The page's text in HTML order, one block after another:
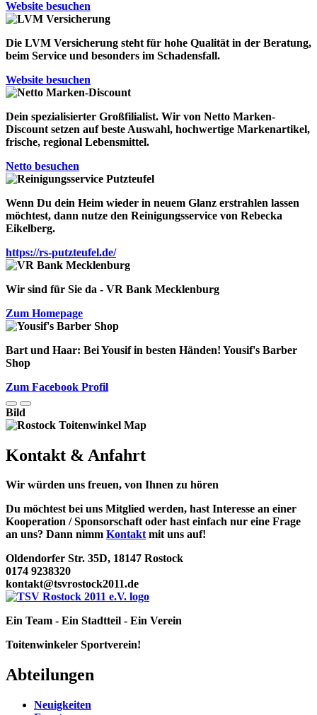
Website besuchen
Die LVM Versicherung steht für hohe Qualität in der Beratung,
beim Service und besonders im Schadensfall.
Website besuchen
Dein spezialisierter Großfilialist. Wir von Netto Marken-
Discount setzen auf beste Auswahl, hochwertige Markenartikel,
frische, regional Lebensmittel.
Netto besuchen
Wenn Du dein Heim wieder in neuem Glanz erstrahlen lassen
möchtest, dann nutze den Reinigungsservice von Rebecka
Eikelberg.
https://rs-putzteufel.de/
Wir sind für Sie da - VR Bank Mecklenburg
Zum Homepage
Bart und Haar: Bei Yousif in besten Händen! Yousif's Barber
Shop
Zum Facebook Profil
Bild
Kontakt & Anfahrt
Wir würden uns freuen, von Ihnen zu hören
Du möchtest bei uns Mitglied werden, hast Interesse an einer
Kooperation / Sponsorschaft oder hast einfach nur eine Frage
an uns? Dann nimm Kontaktmit uns auf!
Oldendorfer Str. 35D, 18147 Rostock
0174 9238320
kontakt@tsvrostock2011.de
Ein Team - Ein Stadtteil - Ein Verein
Toitenwinkeler Sportverein!
Abteilungen
Neuigkeiten